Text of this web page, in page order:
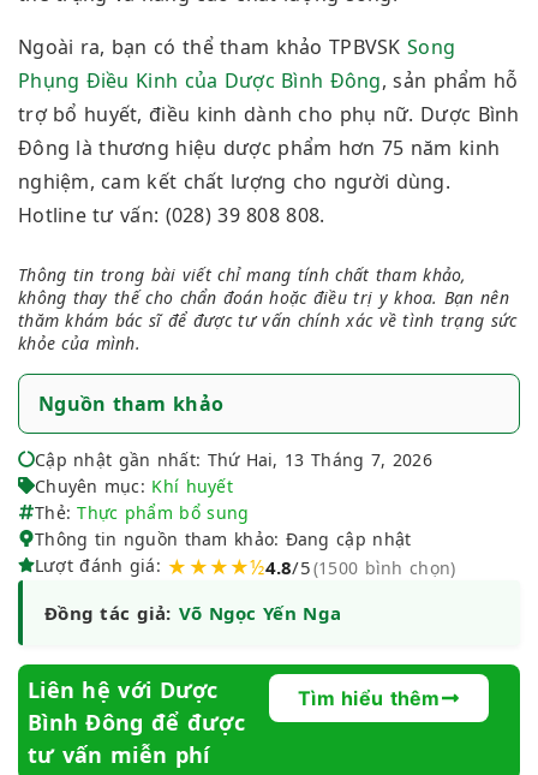
Ngoài ra, bạn có thể tham khảo TPBVSKSong
Phụng Điều Kinh của Dược Bình Đông, sản phẩm hỗ
trợ bổ huyết, điều kinh dành cho phụ nữ. Dược Bình
Đông là thương hiệu dược phẩm hơn 75 năm kinh
nghiệm, cam kết chất lượng cho người dùng.
Hotline tư vấn: (028) 39 808 808.
Thông tin trong bài viết chỉ mang tính chất tham khảo,
không thay thế cho chẩn đoán hoặc điều trị y khoa. Bạn nên
thăm khám bác sĩ để được tư vấn chính xác về tình trạng sức
khỏe của mình.
Nguồn tham khảo
Cập nhật gần nhất: Thứ Hai, 13 Tháng 7, 2026
Chuyên mục: Khí huyết
Thẻ:Thực phẩm bổ sung
Thông tin nguồn tham khảo: Đang cập nhật
Lượt đánh giá: ★★★★½4.8/5(1500 bình chọn)
Đồng tác giả: Võ Ngọc Yến Nga
Liên hệ với Dược
Bình Đông để được
tư vấn miễn phí
Tìm hiểu thêm